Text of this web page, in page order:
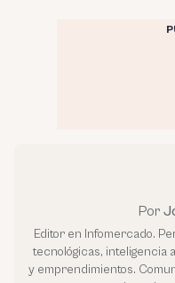
Por
Editor en Infomercado.
tecnológicas, inteligencia
y emprendimientos.